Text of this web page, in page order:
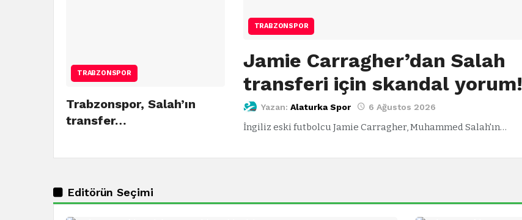
TRABZONSPOR
Trabzonspor, Salah’ın
transfer…
TRABZONSPOR
Jamie Carragher’dan Salah
transferi için skandal yorum!
Yazan: Alaturka Spor 6 Ağustos 2026
İngiliz eski futbolcu Jamie Carragher, Muhammed Salah'ın…
Editörün Seçimi